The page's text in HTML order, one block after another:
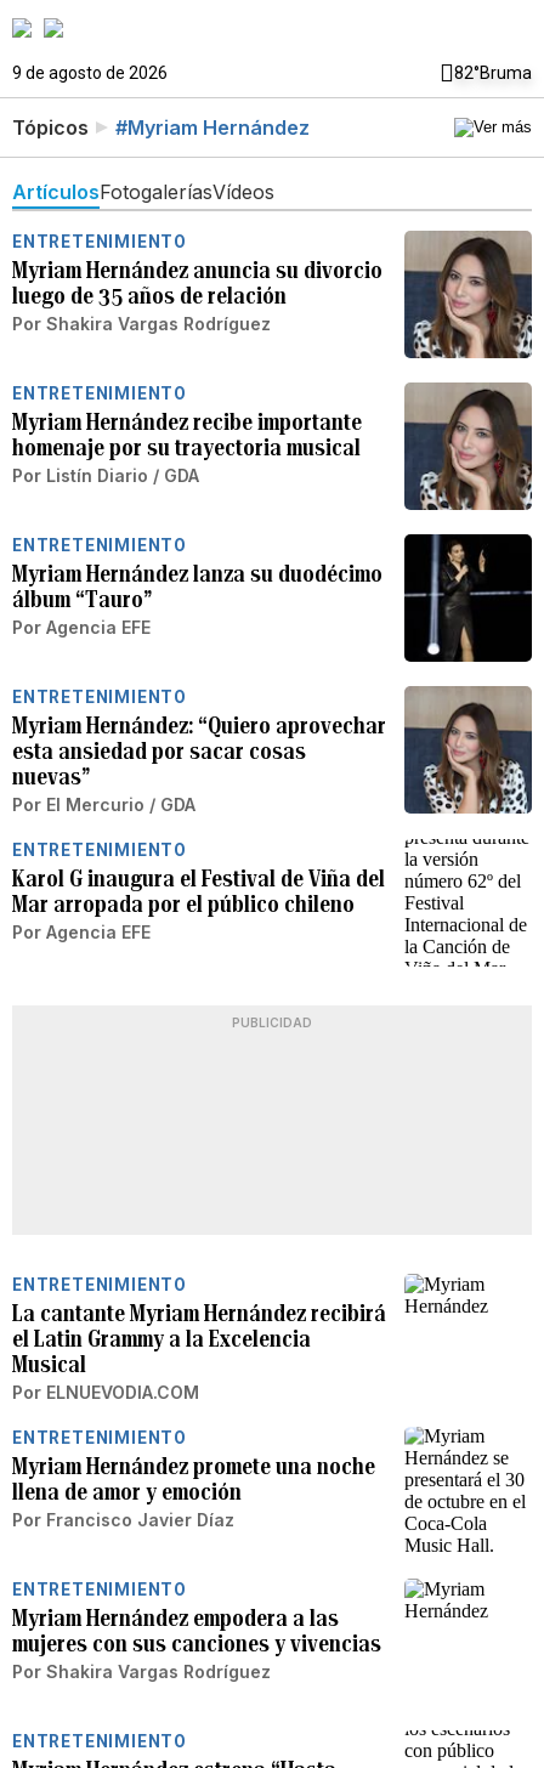
9 de agosto de 2026 82°Bruma
Tópicos #Myriam Hernández
ArtículosFotogaleríasVídeos
ENTRETENIMIENTO
Myriam Hernández anuncia su divorcio
luego de 35 años de relación
Por Shakira Vargas Rodríguez
ENTRETENIMIENTO
Myriam Hernández recibe importante
homenaje por su trayectoria musical
Por Listín Diario / GDA
ENTRETENIMIENTO
Myriam Hernández lanza su duodécimo
álbum “Tauro”
Por Agencia EFE
ENTRETENIMIENTO
Myriam Hernández: “Quiero aprovechar
esta ansiedad por sacar cosas
nuevas”
Por El Mercurio / GDA
ENTRETENIMIENTO
Karol G inaugura el Festival de Viña del
Mar arropada por el público chileno
Por Agencia EFE
PUBLICIDAD
ENTRETENIMIENTO
La cantante Myriam Hernández recibirá
el Latin Grammy a la Excelencia
Musical
Por ELNUEVODIA.COM
ENTRETENIMIENTO
Myriam Hernández promete una noche
llena de amor y emoción
Por Francisco Javier Díaz
ENTRETENIMIENTO
Myriam Hernández empodera a las
mujeres con sus canciones y vivencias
Por Shakira Vargas Rodríguez
ENTRETENIMIENTO